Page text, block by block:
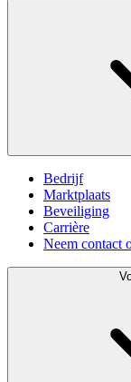
Bedrijf
Marktplaats
Beveiliging
Carrière
Neem contact